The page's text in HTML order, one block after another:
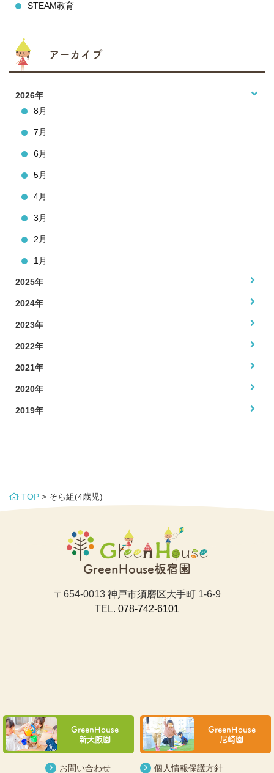
STEAM教育
アーカイブ
2026年
8月
7月
6月
5月
4月
3月
2月
1月
2025年
2024年
2023年
2022年
2021年
2020年
2019年
TOP > そら組(4歳児)
GreenHouse板宿園
〒654-0013 神戸市須磨区大手町 1-6-9
TEL. 078-742-6101
GreenHouse
新大阪園
GreenHouse
尼崎園
お問い合わせ 個人情報保護方針